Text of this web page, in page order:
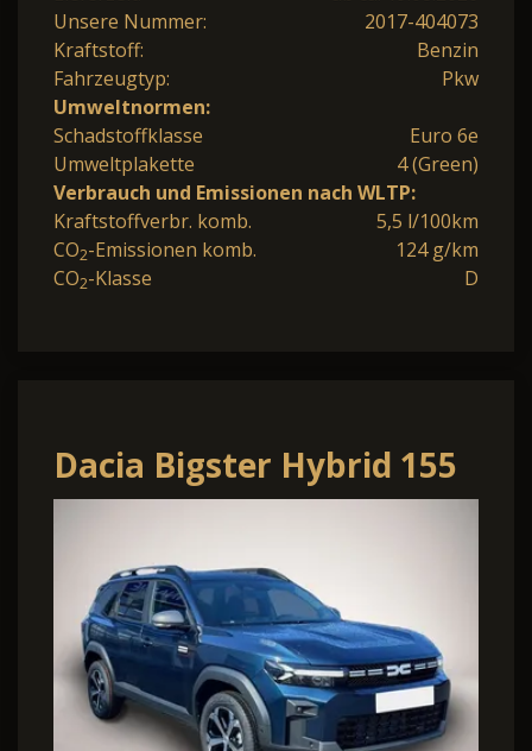
Unsere Nummer:
2017-404073
Kraftstoff:
Benzin
Fahrzeugtyp:
Pkw
Umweltnormen:
Schadstoffklasse
Euro 6e
Umweltplakette
4 (Green)
Verbrauch und Emissionen nach WLTP:
Kraftstoffverbr. komb.
5,5 l/100km
CO2-Emissionen komb.
124 g/km
CO2-Klasse D
Dacia Bigster Hybrid 155
Journey
LKHZ+SHZ+PDC+RFK